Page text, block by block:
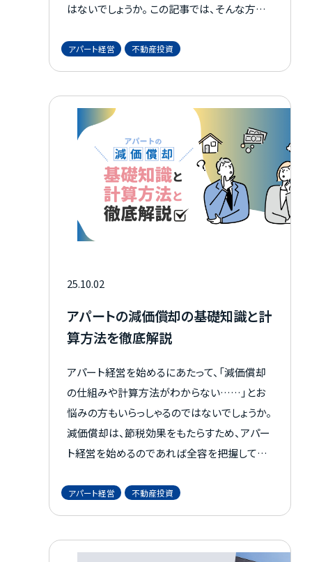
はないでしょうか。 この記事では、そんな方が
なれるの？」という疑問にお答えしつつ、賃貸経
営のメリットやリスクについても紹介します。 賃
ひご一読ください。
アパート経営 不動産投資
25.10.02
アパートの減価償却の基礎知識と計
算方法を徹底解説
アパート経営を始めるにあたって、「減価償却
の仕組みや計算方法がわからない……」とお
悩みの方もいらっしゃるのではないでしょうか。
減価償却は、節税効果をもたらすため、アパー
ト経営を始めるのであれば全容を把握してお
に関する基礎知識を、計算方法とともに詳しく
解説します。 減価償却に対する理解を深め、ア
てみてください。
アパート経営 不動産投資